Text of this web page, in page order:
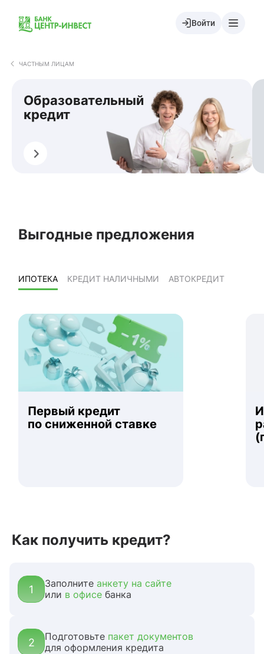
Войти
ЧАСТНЫМ ЛИЦАМ
Образовательный
кредит
Оформить
Выгодные предложения
ИПОТЕКА КРЕДИТ НАЛИЧНЫМИ АВТОКРЕДИТ
Первый кредит
по сниженной ставке
Ипотека для
Как получить кредит?
1 Заполните анкету на сайте
или в офисе банка
2 Подготовьте пакет документов
для оформления кредита